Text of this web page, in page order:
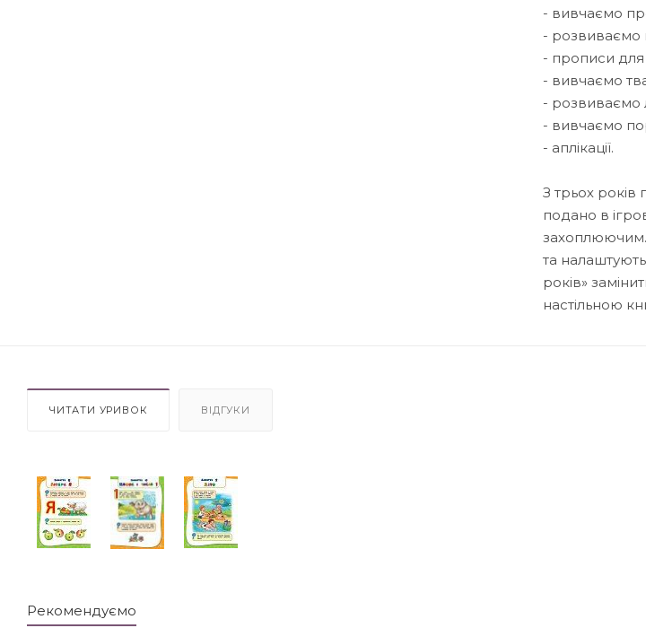
- вивчаємо
- розвиваємо
- прописи для
- вивчаємо
- розвиваємо
- вивчаємо
- аплікації.
З трьох років
подано в
захоплюючим.
та
років»
настільною
ЧИТАТИ УРИВОК ВІДГУКИ
Рекомендуємо